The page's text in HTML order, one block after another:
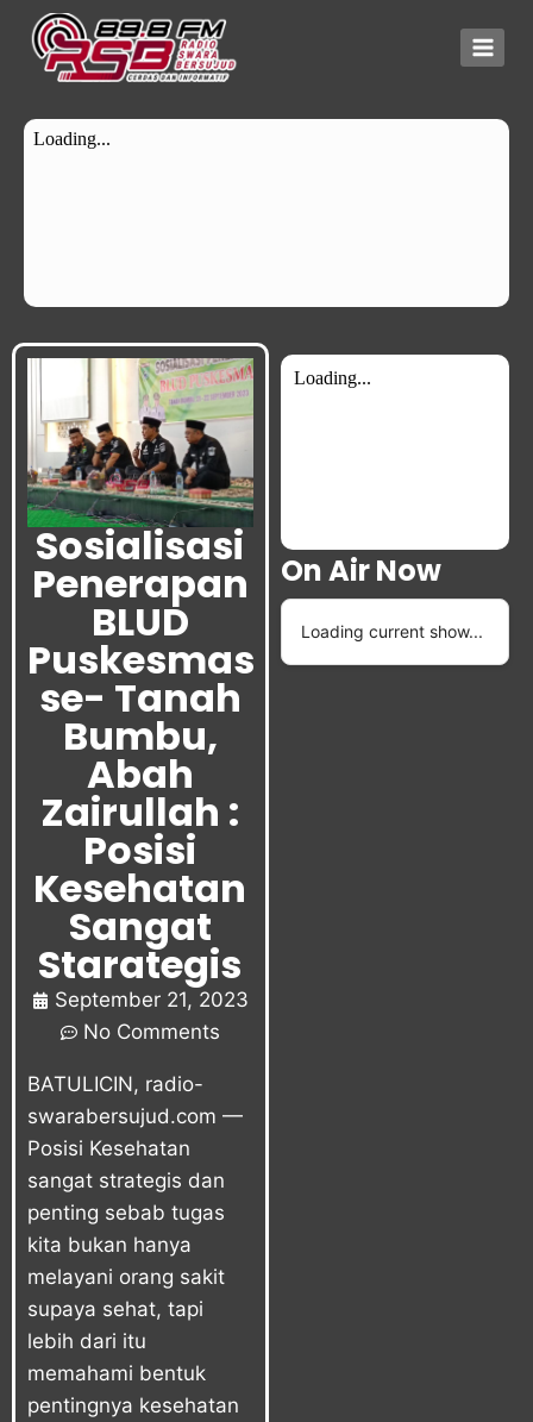
Sosialisasi
Penerapan
BLUD
Puskesmas
se- Tanah
Bumbu,
Abah
Zairullah :
Posisi
Kesehatan
Sangat
Starategis
September 21, 2023
No Comments
BATULICIN, radio-
swarabersujud.com —
Posisi Kesehatan
sangat strategis dan
penting sebab tugas
kita bukan hanya
melayani orang sakit
supaya sehat, tapi
lebih dari itu
memahami bentuk
pentingnya kesehatan
On Air Now
Loading current show...